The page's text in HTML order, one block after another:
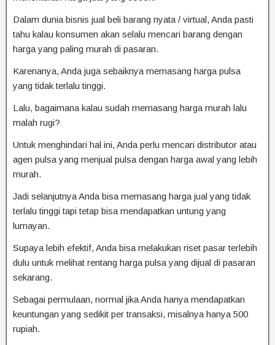
Dalam dunia bisnis jual beli barang nyata / virtual, Anda pasti
tahu kalau konsumen akan selalu mencari barang dengan
harga yang paling murah di pasaran.
Karenanya, Anda juga sebaiknya memasang harga pulsa
yang tidak terlalu tinggi.
Lalu, bagaimana kalau sudah memasang harga murah lalu
malah rugi?
Untuk menghindari hal ini, Anda perlu mencari distributor atau
agen pulsa yang menjual pulsa dengan harga awal yang lebih
murah.
Jadi selanjutnya Anda bisa memasang harga jual yang tidak
terlalu tinggi tapi tetap bisa mendapatkan untung yang
lumayan.
Supaya lebih efektif, Anda bisa melakukan riset pasar terlebih
dulu untuk melihat rentang harga pulsa yang dijual di pasaran
sekarang.
Sebagai permulaan, normal jika Anda hanya mendapatkan
keuntungan yang sedikit per transaksi, misalnya hanya 500
rupiah.